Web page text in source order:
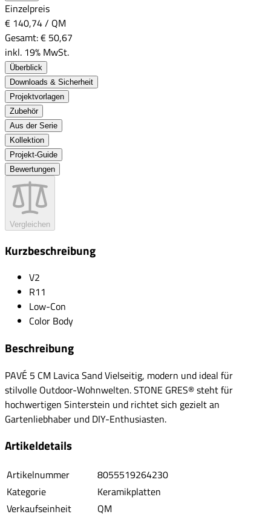
Einzelpreis
€ 140,74/ QM
Gesamt:€ 50,67
inkl. 19% MwSt.
Überblick
Downloads & Sicherheit
Projektvorlagen
Zubehör
Aus der Serie
Kollektion
Projekt-Guide
Bewertungen
Vergleichen
Kurzbeschreibung
V2
R11
Low-Con
Color Body
Beschreibung
PAVÉ 5 CM Lavica Sand Vielseitig, modern und ideal für
stilvolle Outdoor-Wohnwelten. STONE GRES® steht für
hochwertigen Sinterstein und richtet sich gezielt an
Gartenliebhaber und DIY-Enthusiasten.
Artikeldetails
Artikelnummer
8055519264230
Kategorie
Keramikplatten
Verkaufseinheit
QM